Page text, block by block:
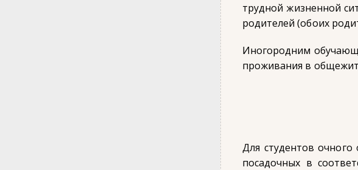
трудной жизненной
родителей (обоих
Иногородним
проживания в
Для студентов
посадочных в